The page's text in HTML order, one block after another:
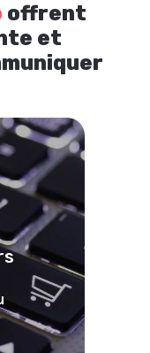
offrent
et